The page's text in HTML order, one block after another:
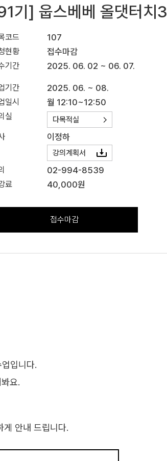
기] 웁스베베 올댓터치3
코드 107
현황 접수마감
기간 2025. 06. 02 ~ 06. 07.
기간 2025. 06. ~ 08.
일시 월 12:10~12:50
실 다목적실
이정하
강의계획서
02-994-8539
료 40,000원
접수마감
입니다.
요.
게 안내 드립니다.